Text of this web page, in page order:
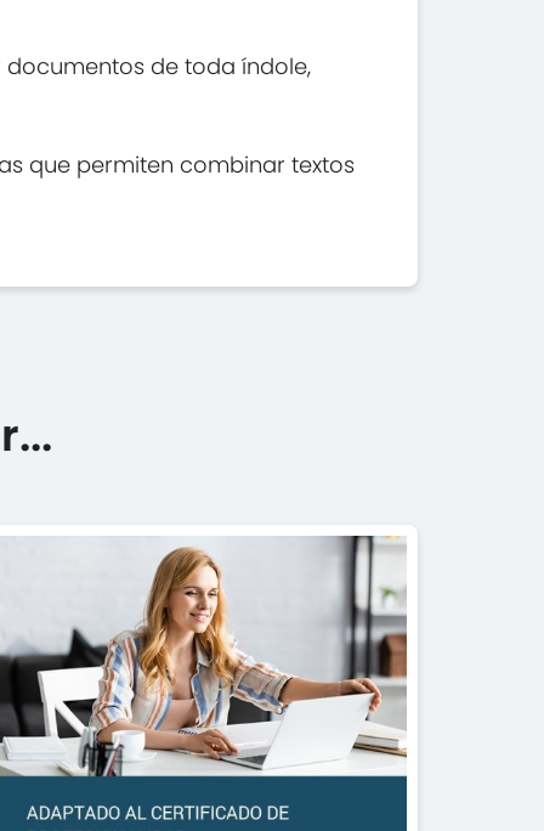
de toda índole,
que permiten combinar textos